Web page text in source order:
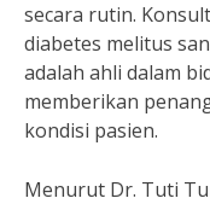
secara rutin.
diabetes melitus
adalah ahli dalam
memberikan
kondisi pasien.
Menurut Dr. Tuti